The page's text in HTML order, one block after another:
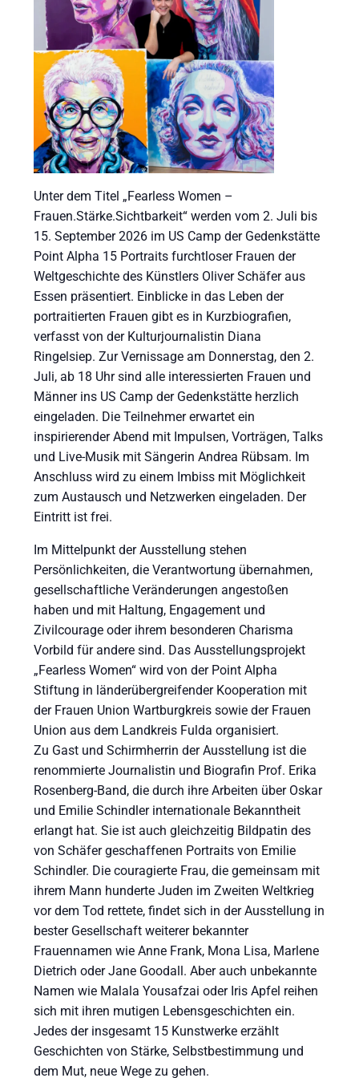
Unter dem Titel „Fearless Women –
Frauen.Stärke.Sichtbarkeit“ werden vom 2. Juli bis
15. September 2026 im US Camp der Gedenkstätte
Point Alpha 15 Portraits furchtloser Frauen der
Weltgeschichte des Künstlers Oliver Schäfer aus
Essen präsentiert. Einblicke in das Leben der
portraitierten Frauen gibt es in Kurzbiografien,
verfasst von der Kulturjournalistin Diana
Ringelsiep. Zur Vernissage am Donnerstag, den 2.
Juli, ab 18 Uhr sind alle interessierten Frauen und
Männer ins US Camp der Gedenkstätte herzlich
eingeladen. Die Teilnehmer erwartet ein
inspirierender Abend mit Impulsen, Vorträgen, Talks
und Live-Musik mit Sängerin Andrea Rübsam. Im
Anschluss wird zu einem Imbiss mit Möglichkeit
zum Austausch und Netzwerken eingeladen. Der
Eintritt ist frei.
Im Mittelpunkt der Ausstellung stehen
Persönlichkeiten, die Verantwortung übernahmen,
gesellschaftliche Veränderungen angestoßen
haben und mit Haltung, Engagement und
Zivilcourage oder ihrem besonderen Charisma
Vorbild für andere sind. Das Ausstellungsprojekt
„Fearless Women“ wird von der Point Alpha
Stiftung in länderübergreifender Kooperation mit
der Frauen Union Wartburgkreis sowie der Frauen
Union aus dem Landkreis Fulda organisiert.
Zu Gast und Schirmherrin der Ausstellung ist die
renommierte Journalistin und Biografin Prof. Erika
Rosenberg-Band, die durch ihre Arbeiten über Oskar
und Emilie Schindler internationale Bekanntheit
erlangt hat. Sie ist auch gleichzeitig Bildpatin des
von Schäfer geschaffenen Portraits von Emilie
Schindler. Die couragierte Frau, die gemeinsam mit
ihrem Mann hunderte Juden im Zweiten Weltkrieg
vor dem Tod rettete, findet sich in der Ausstellung in
bester Gesellschaft weiterer bekannter
Frauennamen wie Anne Frank, Mona Lisa, Marlene
Dietrich oder Jane Goodall. Aber auch unbekannte
Namen wie Malala Yousafzai oder Iris Apfel reihen
sich mit ihren mutigen Lebensgeschichten ein.
Jedes der insgesamt 15 Kunstwerke erzählt
Geschichten von Stärke, Selbstbestimmung und
dem Mut, neue Wege zu gehen.